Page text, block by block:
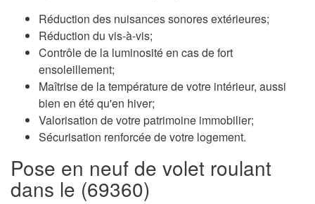
Réduction des nuisances sonores extérieures;
Réduction du vis-à-vis;
Contrôle de la luminosité en cas de fort
ensoleillement;
Maîtrise de la température de votre intérieur, aussi
bien en été qu'en hiver;
Valorisation de votre patrimoine immobilier;
Sécurisation renforcée de votre logement.
Pose en neuf de volet roulant
dans le (69360)